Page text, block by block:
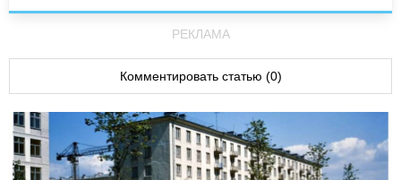
РЕКЛАМА
Комментировать статью (0)